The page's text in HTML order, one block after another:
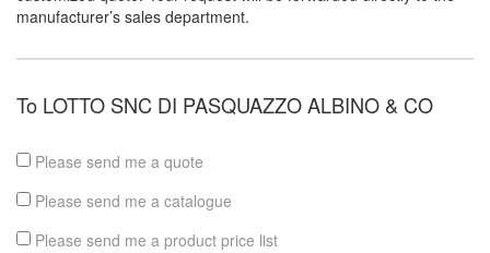
manufacturer’s sales department.
To LOTTO SNC DI PASQUAZZO ALBINO & CO
Please send me a quote
Please send me a catalogue
Please send me a product price list